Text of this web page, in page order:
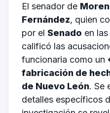
El senador de
Fernández, quien
por el Senado en
calificó las
funcionaria como un
fabricación de
de Nuevo León. Se
detalles específicos